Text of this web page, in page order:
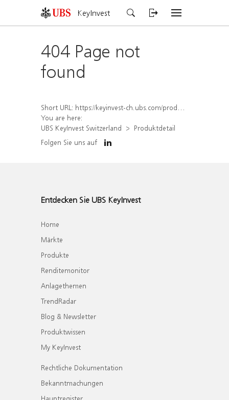
KeyInvest
404 Page not
found
Short URL: https://keyinvest-ch.ubs.com/produkt/detail/index/isin/CH1558311838
You are here:
UBS KeyInvest Switzerland
Produktdetail
Folgen Sie uns auf
Entdecken Sie UBS KeyInvest
Home
Märkte
Produkte
Renditemonitor
Anlagethemen
TrendRadar
Blog & Newsletter
Produktwissen
My KeyInvest
Rechtliche Dokumentation
Bekanntmachungen